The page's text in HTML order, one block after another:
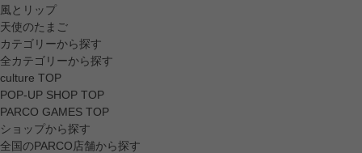
風とリップ
天使のたまご
カテゴリーから探す
全カテゴリーから探す
culture TOP
POP-UP SHOP TOP
PARCO GAMES TOP
ショップから探す
全国のPARCO店舗から探す